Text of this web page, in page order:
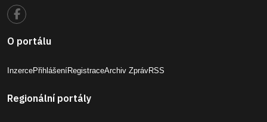
O portálu
InzercePřihlášeníRegistraceArchiv ZprávRSS
Regionální portály